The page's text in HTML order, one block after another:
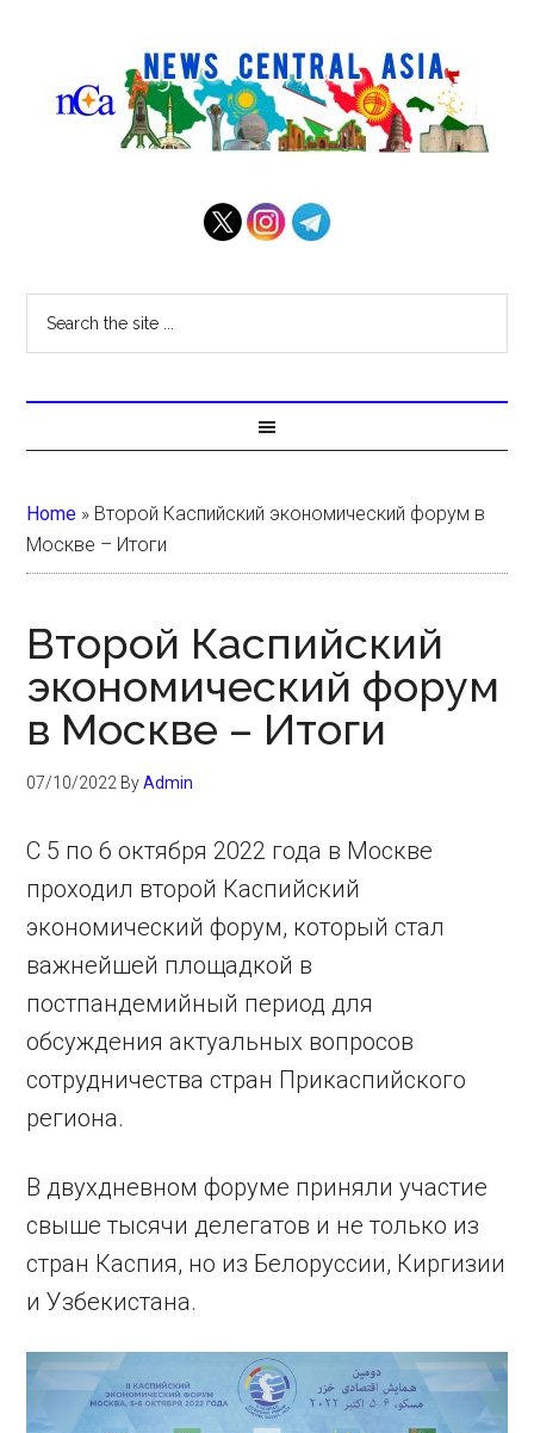
Home » Второй Каспийский экономический форум в
Москве – Итоги
Второй Каспийский
экономический форум
в Москве – Итоги
07/10/2022 ByAdmin
С 5 по 6 октября 2022 года в Москве
проходил второй Каспийский
экономический форум, который стал
важнейшей площадкой в
постпандемийный период для
обсуждения актуальных вопросов
сотрудничества стран Прикаспийского
региона.
В двухдневном форуме приняли участие
свыше тысячи делегатов и не только из
стран Каспия, но из Белоруссии, Киргизии
и Узбекистана.